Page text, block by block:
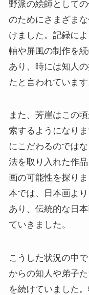
野派の絵師として
のためにさまざま
けました。記録に
軸や屏風の制作を
あり、時には知人
たと言われています
また、芳崖はこの
索するようになり
にこだわるのでは
法を取り入れた作
画の可能性を探り
本では、日本画よ
あり、伝統的な日
ていきました。
こうした状況の中
からの知人や弟子
を続けていました